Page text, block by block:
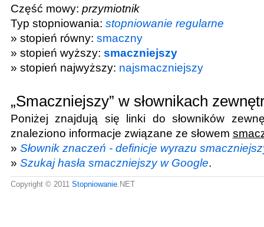
Część mowy: przymiotnik
Typ stopniowania: stopniowanie regularne
» stopień równy: smaczny
» stopień wyższy: smaczniejszy
» stopień najwyższy: najsmaczniejszy
„Smaczniejszy” w słownikach
Poniżej znajdują się linki do słowników
znaleziono informacje związane ze słowem
» Słownik znaczeń - definicje wyrazu
» Szukaj hasła smaczniejszy w Google.
Copyright © 2011 Stopniowanie.NET